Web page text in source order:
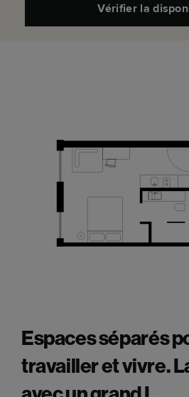
Vérifier la
Espaces séparés
travailler et vivre.